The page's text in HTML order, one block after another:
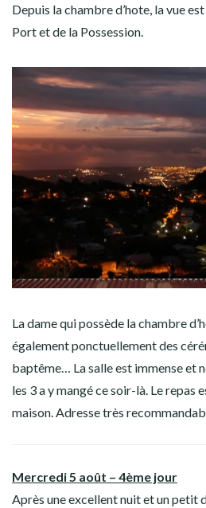
Depuis la chambre d’hote, la vue
Port et de la Possession.
La dame qui possède la chambre
également ponctuellement des
baptême… La salle est immense et
les 3 a y mangé ce soir-là. Le
maison. Adresse très
Mercredi 5 août – 4ème jour
Après une excellent nuit et un petit